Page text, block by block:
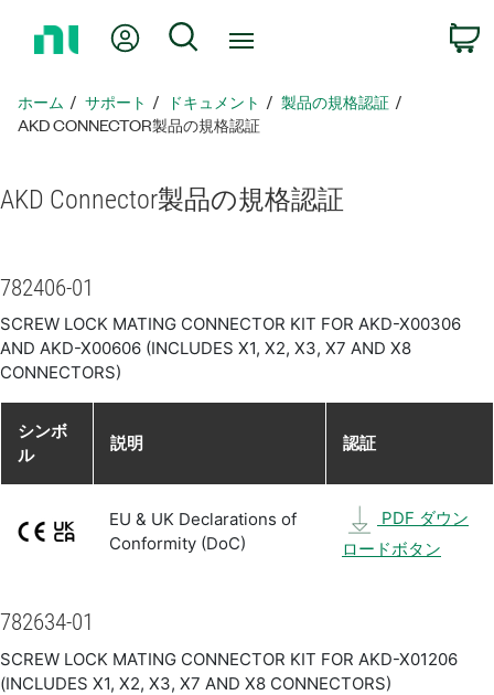
ペ
ー
戻
Myアカウント
検索
ホーム サポート ドキュメント
製品​の​規格​認証
AKD CONNECTOR製品​の​規格​認証
AKD Connector製品​の​規格​認証
782406-01
SCREW LOCK MATING CONNECTOR KIT FOR AKD-X00306
AND AKD-X00606 (INCLUDES X1, X2, X3, X7 AND X8
CONNECTORS)
シンボ
ル
説明 認証
EU & UK Declarations of
Conformity (DoC)
PDF ダウン
ロードボタン
782634-01
SCREW LOCK MATING CONNECTOR KIT FOR AKD-X01206
(INCLUDES X1, X2, X3, X7 AND X8 CONNECTORS)